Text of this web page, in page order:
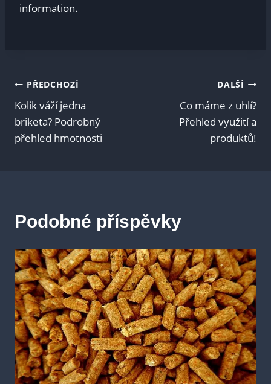
information.‍
Navigace
pro
příspěvek
PŘEDCHOZÍ
Kolik váží jedna
briketa? Podrobný
přehled hmotnosti
DALŠÍ
Co máme z uhlí?
Přehled využití a
produktů!
Podobné příspěvky